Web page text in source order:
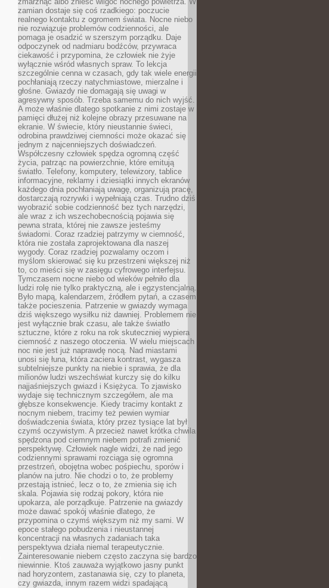
zamian dostaje się coś rzadkiego: poczucie
realnego kontaktu z ogromem świata. Nocne niebo
nie rozwiązuje problemów codzienności, ale
pomaga je osadzić w szerszym porządku. Daje
odpoczynek od nadmiaru bodźców, przywraca
ciekawość i przypomina, że człowiek nie żyje
wyłącznie wśród własnych spraw. To lekcja
szczególnie cenna w czasach, gdy tak wiele energii
pochłaniają rzeczy natychmiastowe, mierzalne i
głośne. Gwiazdy nie domagają się uwagi w
agresywny sposób. Trzeba samemu do nich wyjść.
A może właśnie dlatego spotkanie z nimi zostaje w
pamięci dłużej niż kolejne obrazy przesuwane na
ekranie. W świecie, który nieustannie świeci,
odrobina prawdziwej ciemności może okazać się
jednym z najcenniejszych doświadczeń.
Współczesny człowiek spędza ogromną część
życia, patrząc na powierzchnie, które emitują
światło. Telefony, komputery, telewizory, tablice
informacyjne, reklamy i dziesiątki innych ekranów
każdego dnia pochłaniają uwagę, organizują pracę,
dostarczają rozrywki i wypełniają czas. Trudno dziś
wyobrazić sobie codzienność bez tych narzędzi,
ale wraz z ich wszechobecnością pojawia się
pewna strata, której nie zawsze jesteśmy
świadomi. Coraz rzadziej patrzymy w ciemność,
która nie została zaprojektowana dla naszej
wygody. Coraz rzadziej pozwalamy oczom i
myślom skierować się ku przestrzeni większej niż
to, co mieści się w zasięgu cyfrowego interfejsu.
Tymczasem nocne niebo od wieków pełniło dla
ludzi rolę nie tylko praktyczną, ale i egzystencjalną.
Było mapą, kalendarzem, źródłem pytań, a czasem
także pocieszenia. Patrzenie w gwiazdy wymaga
dziś większego wysiłku niż dawniej. Problemem nie
jest wyłącznie brak czasu, ale także światło
sztuczne, które z roku na rok skuteczniej wypiera
ciemność z naszego otoczenia. W wielu miejscach
noc nie jest już naprawdę nocą. Nad miastami
unosi się łuna, która zaciera kontrast, wygasza
subtelniejsze punkty na niebie i sprawia, że dla
milionów ludzi wszechświat kurczy się do kilku
najjaśniejszych gwiazd i Księżyca. To zjawisko
wydaje się technicznym szczegółem, ale ma
głębsze konsekwencje. Kiedy tracimy kontakt z
nocnym niebem, tracimy też pewien wymiar
doświadczenia świata, który przez tysiące lat był
czymś oczywistym. A przecież nawet krótka chwila
spędzona pod ciemnym niebem potrafi zmienić
perspektywę. Człowiek nagle widzi, że nad jego
codziennymi sprawami rozciąga się ogromna
przestrzeń, obojętna wobec pośpiechu, sporów i
planów na jutro. Nie chodzi o to, że problemy
przestają istnieć, lecz o to, że zmienia się ich
skala. Pojawia się rodzaj pokory, która nie
upokarza, ale porządkuje. Patrzenie na gwiazdy
może dawać spokój właśnie dlatego, że
przypomina o czymś większym niż my sami. W
epoce stałego pobudzenia i nieustannej
koncentracji na własnych zadaniach taka
perspektywa działa niemal terapeutycznie.
Zainteresowanie niebem często zaczyna się bardzo
niewinnie. Ktoś zauważa wyjątkowo jasny punkt
nad horyzontem, zastanawia się, czy to planeta,
czy gwiazda, innym razem widzi spadającą